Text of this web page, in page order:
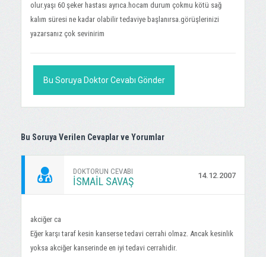
olur.yaşı 60 şeker hastası ayrıca.hocam durum çokmu kötü sağ
kalım süresi ne kadar olabilir tedaviye başlanırsa.görüşlerinizi
yazarsanız çok sevinirim
Bu Soruya Doktor Cevabı Gönder
Bu Soruya Verilen Cevaplar ve Yorumlar
DOKTORUN CEVABI
İSMAIL SAVAŞ 14.12.2007
akciğer ca
Eğer karşı taraf kesin kanserse tedavi cerrahi olmaz. Ancak kesinlik
yoksa akciğer kanserinde en iyi tedavi cerrahidir.